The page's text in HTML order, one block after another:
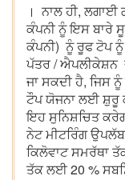
। ਨਾਲ ਹੀ,
ਕੰਪਨੀ ਨੂੰ ਇਸ ਬਾਰੇ
ਕੰਪਨੀ) ਨੂੰ ਰੂਫ ਟੋਪ
ਪੱਤਰ / ਐਪਲੀਕੇਸ਼ਨ
ਜਾ ਸਕਦੀ ਹੈ, ਜਿਸ
ਟੌਪ ਯੋਜਨਾ ਲਈ ਸ਼ੁਰੂ
ਇਹ ਸੁਨਿਸ਼ਚਿਤ
ਨੇਟ ਮੀਟਰਿੰਗ
ਕਿਲੋਵਾਟ ਸਮਰੱਥਾ
ਤੱਕ ਲਈ 20 %